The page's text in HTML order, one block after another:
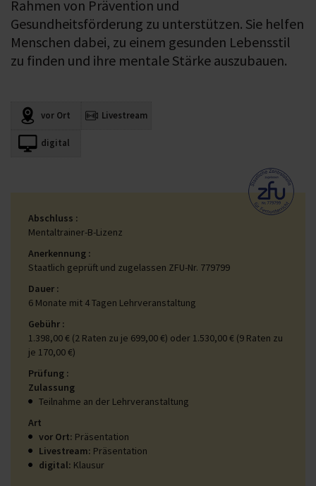
Rahmen von Prävention und
Gesundheitsförderung zu unterstützen. Sie helfen
Menschen dabei, zu einem gesunden Lebensstil
zu finden und ihre mentale Stärke auszubauen.
vor Ort Livestream
digital
Abschluss
Mentaltrainer-B-Lizenz
Anerkennung
Staatlich geprüft und zugelassen ZFU-Nr. 779799
Dauer
6 Monate mit 4 Tagen Lehrveranstaltung
Gebühr
1.398,00 € (2 Raten zu je 699,00 €) oder 1.530,00 € (9 Raten zu
je 170,00 €)
Prüfung
Zulassung
Teilnahme an der Lehrveranstaltung
Art
vor Ort: Präsentation
Livestream: Präsentation
digital: Klausur